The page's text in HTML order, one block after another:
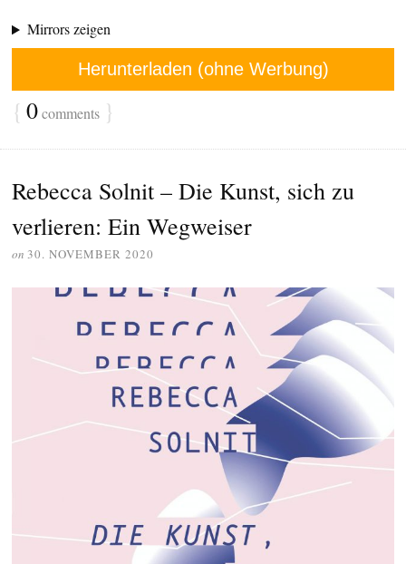
Mirrors zeigen
Herunterladen (ohne Werbung)
{ 0comments }
Rebecca Solnit – Die Kunst, sich zu
verlieren: Ein Wegweiser
on 30. NOVEMBER 2020